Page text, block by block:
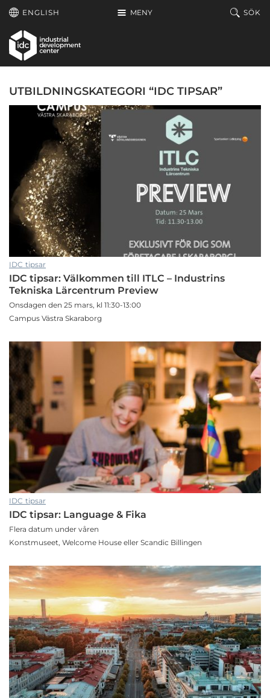
Hoppa till huvudinnehållet
MENY
ENGLISH SÖK
UTBILDNINGSKATEGORI “IDC TIPSAR”
IDC tipsar
IDC tipsar: Välkommen till ITLC – Industrins
Tekniska Lärcentrum Preview
Onsdagen den 25 mars, kl 11:30-13:00
Campus Västra Skaraborg
IDC tipsar
IDC tipsar: Language & Fika
Flera datum under våren
Konstmuseet, Welcome House eller Scandic Billingen